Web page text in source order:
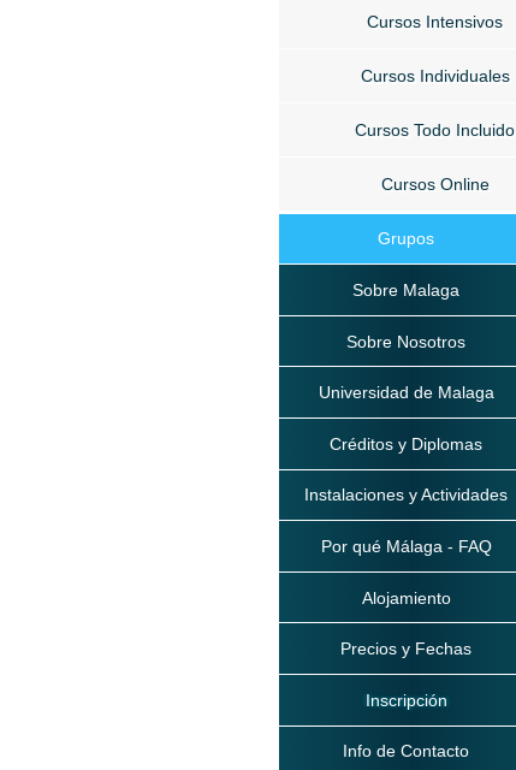
Cursos Intensivos
Cursos Individuales
Cursos Todo Incluido
Cursos Online
Grupos
Sobre Malaga
Sobre Nosotros
Universidad de Malaga
Créditos y Diplomas
Instalaciones y Actividades
Por qué Málaga - FAQ
Alojamiento
Precios y Fechas
Inscripción
Info de Contacto